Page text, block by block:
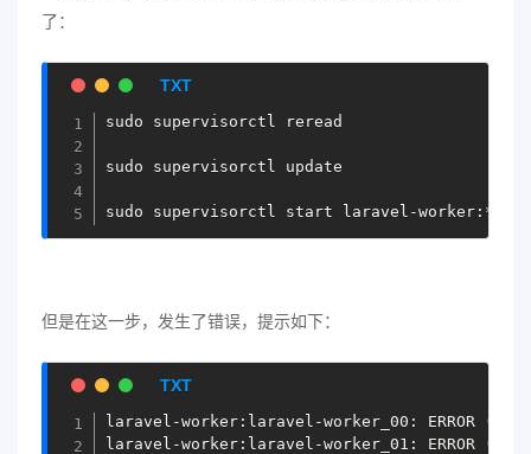
了：
sudo supervisorctl reread
sudo supervisorctl update
但是在这一步，发生了错误，提示如下：
laravel-worker:laravel-worker_00: ERROR
laravel-worker:laravel-worker_01: ERROR